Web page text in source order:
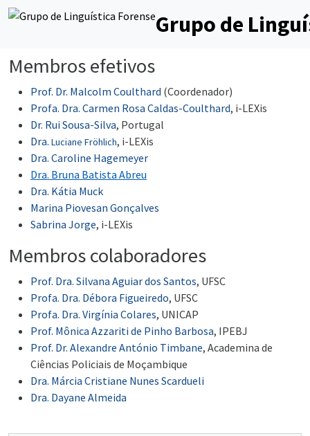
Grupo de
Membros efetivos
Prof. Dr. Malcolm Coulthard (Coordenador)
Profa. Dra. Carmen Rosa Caldas-Coulthard, i-LEXis
Dr. Rui Sousa-Silva, Portugal
Dra. Luciane Fröhlich, i-LEXis
Dra. Caroline Hagemeyer
Dra. Bruna Batista Abreu
Dra. Kátia Muck
Marina Piovesan Gonçalves
Sabrina Jorge, i-LEXis
Membros colaboradores
Prof. Dra. Silvana Aguiar dos Santos, UFSC
Profa. Dra. Débora Figueiredo, UFSC
Profa. Dra. Virgínia Colares, UNICAP
Prof. Mônica Azzariti de Pinho Barbosa, IPEBJ
Prof. Dr. Alexandre António Timbane, Academina de
Ciências Policiais de Moçambique
Dra. Márcia Cristiane Nunes Scardueli
Dra. Dayane Almeida